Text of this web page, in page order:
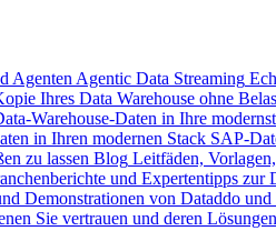
Agenten Agentic Data Streaming
Ihres Data Warehouse ohne
Warehouse-Daten in Ihre
in Ihren modernen Stack SAP-
zu lassen Blog Leitfäden,
und Expertentipps zur
Demonstrationen von Dataddo und
Sie vertrauen und deren